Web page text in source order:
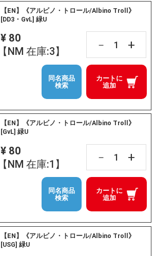
【EN】《アルビノ・トロール/Albino Troll》
[DD3・GvL] 緑U
¥ 80
【NM 在庫:3】
－ +
カートに
追加
同名商品
検索
【EN】《アルビノ・トロール/Albino Troll》
[GvL] 緑U
¥ 80
【NM 在庫:1】
－ +
カートに
追加
同名商品
検索
【EN】《アルビノ・トロール/Albino Troll》
[USG] 緑U